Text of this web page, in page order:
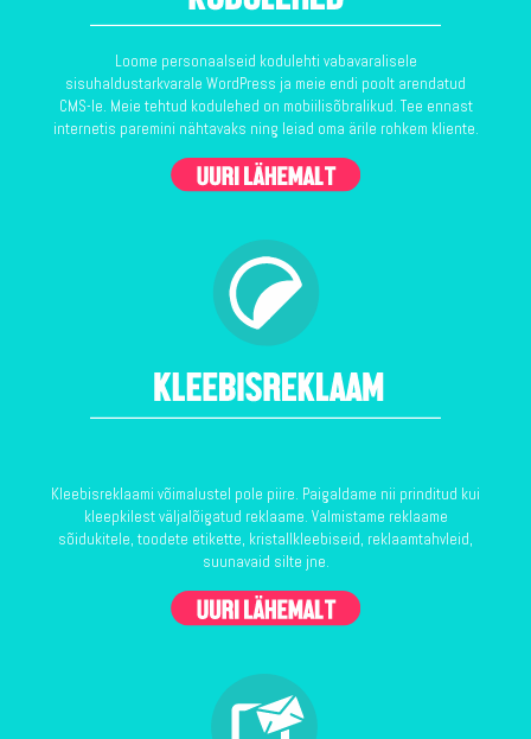
Loome personaalseid kodulehti vabavaralisele
sisuhaldustarkvarale WordPress ja meie endi poolt arendatud
CMS-le. Meie tehtud kodulehed on mobiilisõbralikud. Tee ennast
internetis paremini nähtavaks ning leiad oma ärile rohkem kliente.
Kleebisreklaami võimalustel pole piire. Paigaldame nii prinditud kui
kleepkilest väljalõigatud reklaame. Valmistame reklaame
sõidukitele, toodete etikette, kristallkleebiseid, reklaamtahvleid,
suunavaid silte jne.